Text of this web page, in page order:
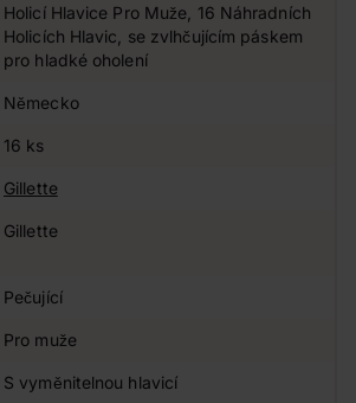
Holicí Hlavice Pro Muže, 16 Náhradních
Holicích Hlavic, se zvlhčujícím páskem
pro hladké oholení
Německo
16 ks
Gillette
Gillette
Pečující
Pro muže
S vyměnitelnou hlavicí